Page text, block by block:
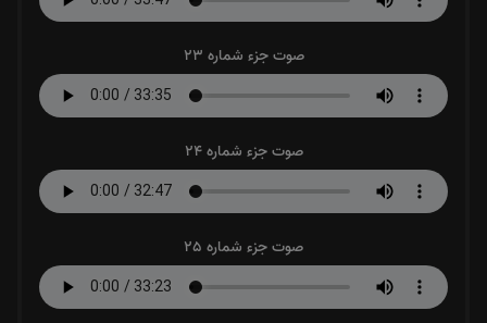
صوت جزء شماره 23
صوت جزء شماره 24
صوت جزء شماره 25